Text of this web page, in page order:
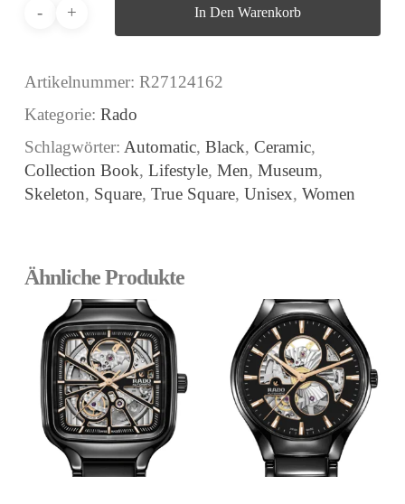
In Den Warenkorb
Artikelnummer: R27124162
Kategorie: Rado
Schlagwörter: Automatic, Black, Ceramic,
Collection Book, Lifestyle, Men, Museum,
Skeleton, Square, True Square, Unisex, Women
Ähnliche Produkte